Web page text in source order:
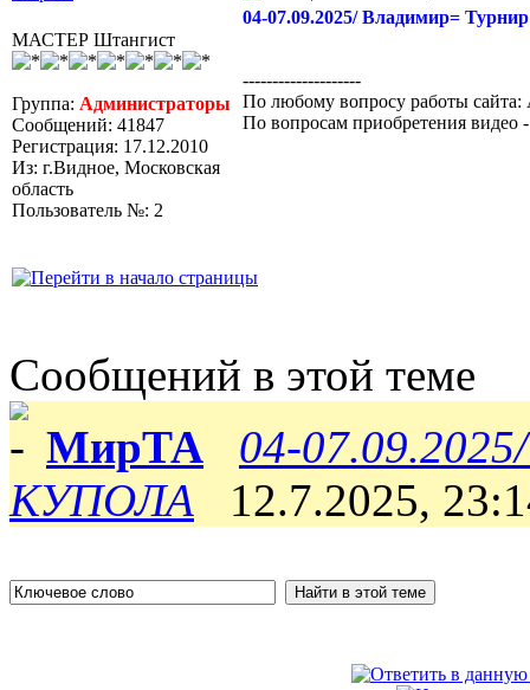
МАСТЕР Штангист
Группа: Администраторы
Сообщений: 41847
Регистрация: 17.12.2010
Из: г.Видное, Московская
область
Пользователь №: 2
04-07.09.2025/ Владимир=
--------------------
По любому вопросу работы сайта:
По вопросам приобретения видео
Сообщений в этой теме
МирТА
04-
КУПОЛА
12.7.2025,